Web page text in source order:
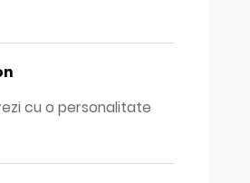
cu o personalitate